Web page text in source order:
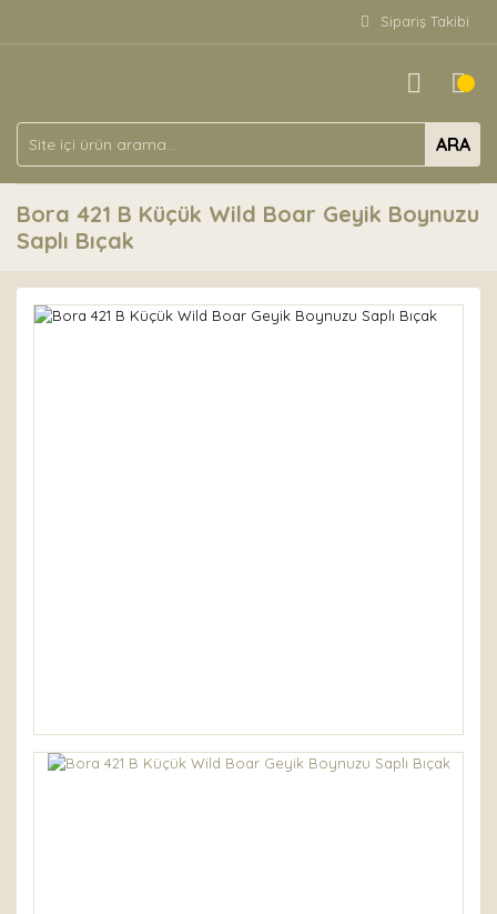
Sipariş Takibi
ARA
Bora 421 B Küçük Wild Boar Geyik Boynuzu
Saplı Bıçak